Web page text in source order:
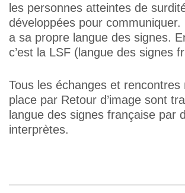
les personnes atteintes de
développées pour communiquer.
a sa propre langue des signes.
c’est la LSF (langue des signes
Tous les échanges et rencontres
place par Retour d’image sont
langue des signes française par
interprètes.